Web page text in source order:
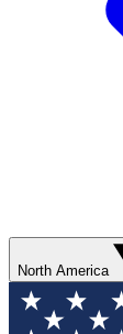
North America